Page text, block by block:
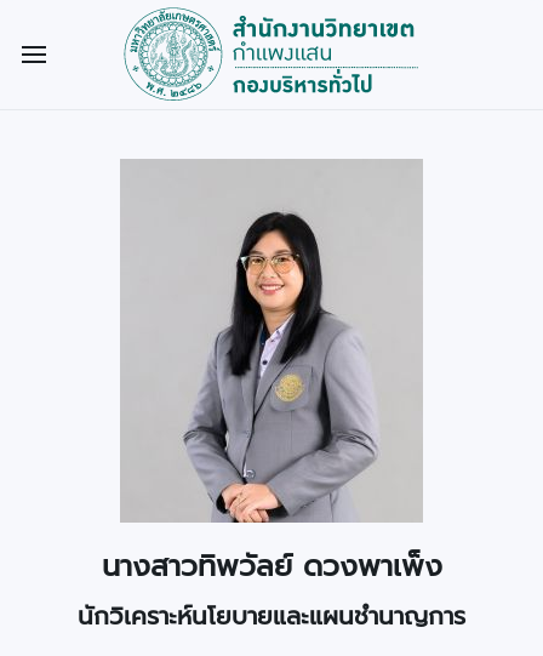
นางสาวทิพวัลย์ ดวงพาเพ็ง
นักวิเคราะห์นโยบายและแผนชำนาญการ